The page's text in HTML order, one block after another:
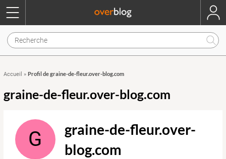
Accueil » Profil de graine-de-fleur.over-blog.com
graine-de-fleur.over-blog.com
G
graine-de-fleur.over-
blog.com